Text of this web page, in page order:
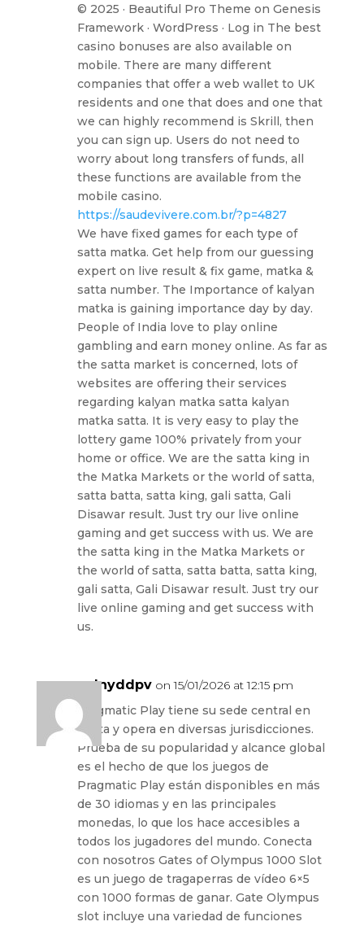
© 2025 · Beautiful Pro Theme on Genesis
Framework · WordPress · Log in The best
casino bonuses are also available on
mobile. There are many different
companies that offer a web wallet to UK
residents and one that does and one that
we can highly recommend is Skrill, then
you can sign up. Users do not need to
worry about long transfers of funds, all
these functions are available from the
mobile casino.
https://saudevivere.com.br/?p=4827
We have fixed games for each type of
satta matka. Get help from our guessing
expert on live result & fix game, matka &
satta number. The Importance of kalyan
matka is gaining importance day by day.
People of India love to play online
gambling and earn money online. As far as
the satta market is concerned, lots of
websites are offering their services
regarding kalyan matka satta kalyan
matka satta. It is very easy to play the
lottery game 100% privately from your
home or office. We are the satta king in
the Matka Markets or the world of satta,
satta batta, satta king, gali satta, Gali
Disawar result. Just try our live online
gaming and get success with us. We are
the satta king in the Matka Markets or
the world of satta, satta batta, satta king,
gali satta, Gali Disawar result. Just try our
live online gaming and get success with
us.
culnyddpv on 15/01/2026 at 12:15 pm
Pragmatic Play tiene su sede central en
Malta y opera en diversas jurisdicciones.
Prueba de su popularidad y alcance global
es el hecho de que los juegos de
Pragmatic Play están disponibles en más
de 30 idiomas y en las principales
monedas, lo que los hace accesibles a
todos los jugadores del mundo. Conecta
con nosotros Gates of Olympus 1000 Slot
es un juego de tragaperras de vídeo 6×5
con 1000 formas de ganar. Gate Olympus
slot incluye una variedad de funciones